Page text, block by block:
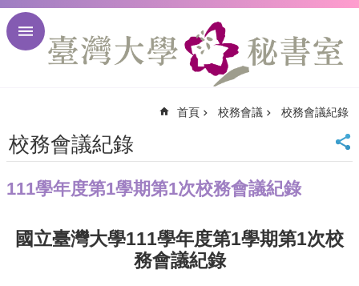
跳到主要內容區塊
首
頁
大
臺
首頁 校務會議 校務會議紀錄
校務會議紀錄
111學年度第1學期第1次校務會議紀錄
國立臺灣大學111學年度第1學期第1次校
務會議紀錄